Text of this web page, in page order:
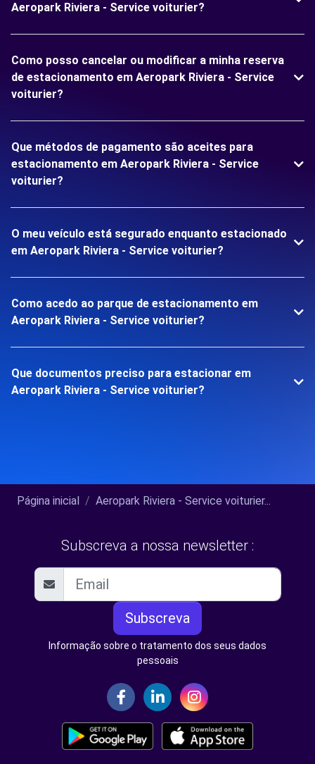
Aeropark Riviera - Service voiturier?
Como posso cancelar ou modificar a minha reserva
de estacionamento em Aeropark Riviera - Service
voiturier?
Que métodos de pagamento são aceites para
estacionamento em Aeropark Riviera - Service
voiturier?
O meu veículo está segurado enquanto estacionado
em Aeropark Riviera - Service voiturier?
Como acedo ao parque de estacionamento em
Aeropark Riviera - Service voiturier?
Que documentos preciso para estacionar em
Aeropark Riviera - Service voiturier?
Página inicial Aeropark Riviera - Service voiturier...
Subscreva a nossa newsletter :
Subscreva
Informação sobre o tratamento dos seus dados
pessoais